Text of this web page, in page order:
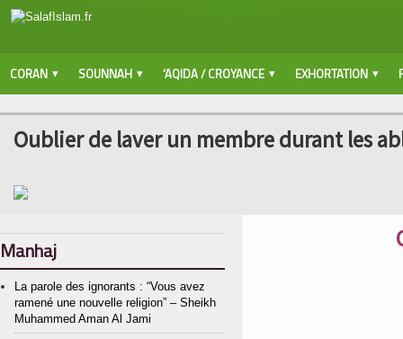
CORAN SOUNNAH ‘AQIDA / CROYANCE EXHORTATION
Oublier de laver un membre durant les
Manhaj
La parole des ignorants : “Vous avez
ramené une nouvelle religion” – Sheikh
Muhammed Aman Al Jami